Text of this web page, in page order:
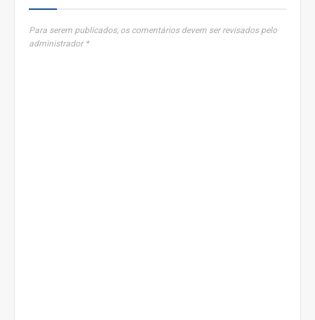
Para serem publicados, os comentários devem ser revisados pelo
administrador *